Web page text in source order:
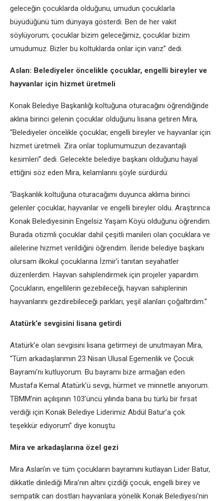
geleceğin çocuklarda olduğunu, umudun çocuklarla
büyüdüğünü tüm dünyaya gösterdi. Ben de her vakit
söylüyorum; çocuklar bizim geleceğimiz, çocuklar bizim
umudumuz. Bizler bu koltuklarda onlar için varız” dedi.
Aslan: Belediyeler öncelikle çocuklar, engelli bireyler ve
hayvanlar için hizmet üretmeli
Konak Belediye Başkanlığı koltuğuna oturacağını öğrendiğinde
aklına birinci gelenin çocuklar olduğunu lisana getiren Mira,
“Belediyeler öncelikle çocuklar, engelli bireyler ve hayvanlar için
hizmet üretmeli. Zira onlar toplumumuzun dezavantajlı
kesimleri” dedi. Gelecekte belediye başkanı olduğunu hayal
ettiğini söz eden Mira, kelamlarını şöyle sürdürdü:
“Başkanlık koltuğuna oturacağımı duyunca aklıma birinci
gelenler çocuklar, hayvanlar ve engelli bireyler oldu. Araştırınca
Konak Belediyesinin Engelsiz Yaşam Köyü olduğunu öğrendim.
Burada otizmli çocuklar dahil çeşitli manileri olan çocuklara ve
ailelerine hizmet verildiğini öğrendim. İleride belediye başkanı
olursam ilkokul çocuklarına İzmir’i tanıtan seyahatler
düzenlerdim. Hayvan sahiplendirmek için projeler yapardım.
Çocukların, engellilerin gezebileceği, hayvan sahiplerinin
hayvanlarını gezdirebileceği parkları, yeşil alanları çoğaltırdım.”
Atatürk’e sevgisini lisana getirdi
Atatürk’e olan sevgisini lisana getirmeyi de unutmayan Mira,
“Tüm arkadaşlarımın 23 Nisan Ulusal Egemenlik ve Çocuk
Bayramı’nı kutluyorum. Bu bayramı bize armağan eden
Mustafa Kemal Atatürk’ü sevgi, hürmet ve minnetle anıyorum.
TBMM’nin açılışının 103’üncü yılında bana bu türlü bir fırsat
verdiği için Konak Belediye Liderimiz Abdül Batur’a çok
teşekkür ediyorum” diye konuştu.
Mira ve arkadaşlarına özel gezi
Mira Aslan’ın ve tüm çocukların bayramını kutlayan Lider Batur,
dikkatle dinlediği Mira’nın altını çizdiği çocuk, engelli birey ve
sempatik can dostları hayvanlara yönelik Konak Belediyesi’nin